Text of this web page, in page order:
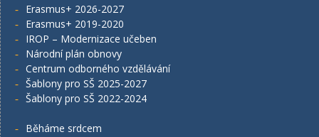
Erasmus+ 2026-2027
Erasmus+ 2019-2020
IROP – Modernizace učeben
Národní plán obnovy
Centrum odborného vzdělávání
Šablony pro SŠ 2025-2027
Šablony pro SŠ 2022-2024
Běháme srdcem